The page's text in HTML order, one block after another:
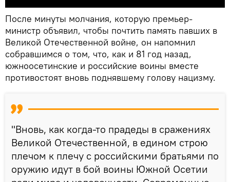
После минуты молчания, которую премьер-
министр объявил, чтобы почтить память павших в
Великой Отечественной войне, он напомнил
собравшимся о том, что, как и 81 год назад,
южноосетинские и российские воины вместе
противостоят вновь поднявшему голову нацизму.
"Вновь, как когда-то прадеды в сражениях
Великой Отечественной, в едином строю
плечом к плечу с российскими братьями по
оружию идут в бой воины Южной Осетии